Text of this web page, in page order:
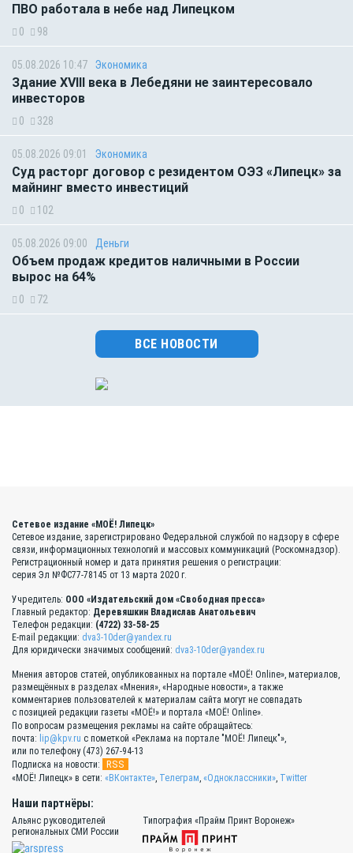
ПВО работала в небе над Липецком
0 98
05.08.2026 10:47 Экономика
Здание XVIII века в Лебедяни не заинтересовало
инвесторов
0 328
05.08.2026 09:01 Экономика
Суд расторг договор с резидентом ОЭЗ «Липецк» за
майнинг вместо инвестиций
0 102
05.08.2026 09:00 Деньги
Объем продаж кредитов наличными в России
вырос на 64%
0 72
ВСЕ НОВОСТИ
Сетевое издание «МОЁ! Липецк»
Сетевое издание, зарегистрировано Федеральной службой по надзору в сфере
связи, информационных технологий и массовых коммуникаций (Роскомнадзор).
Регистрационный номер и дата принятия решения о регистрации:
серия Эл №ФС77-78145 от 13 марта 2020 г.
Учредитель: ООО «Издательский дом «Свободная пресса»
Главный редактор: Деревяшкин Владислав Анатольевич
Телефон редакции: (4722) 33-58-25
E-mail редакции: dva3-10der@yandex.ru
Для юридически значимых сообщений: dva3-10der@yandex.ru
Мнения авторов статей, опубликованных на портале «МОЁ! Online», материалов,
размещённых в разделах «Мнения», «Народные новости», а также
комментариев пользователей к материалам сайта могут не совпадать
с позицией редакции газеты «МОЁ!» и портала «МОЁ! Online».
По вопросам размещения рекламы на сайте обращайтесь:
почта: lip@kpv.ru с пометкой «Реклама на портале "МОЁ! Липецк"»,
или по телефону (473) 267-94-13
Подписка на новости:
RSS
«МОЁ! Липецк» в сети: «ВКонтакте» Телеграм «Одноклассники» Twitter
Наши партнёры:
Альянс руководителей
региональных СМИ России
Типография «Прайм Принт Воронеж»